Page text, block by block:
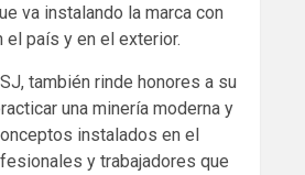
va instalando la marca con
el país y en el exterior.
también rinde honores a su
una minería moderna y
instalados en el
y trabajadores que